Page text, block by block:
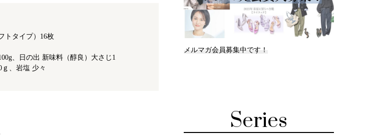
トタイプ）16枚
、日の出 新味料（醇良）大さじ1
、岩塩 少々
メルマガ会員募集中です！
Series